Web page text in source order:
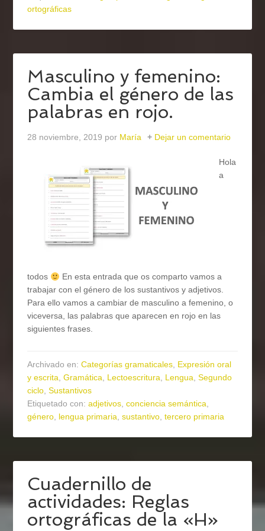
ortográficas
Masculino y femenino:
Cambia el género de las
palabras en rojo.
28 noviembre, 2019 por María Dejar un comentario
Hola
a
todos
En esta entrada que os comparto vamos a
trabajar con el género de los sustantivos y adjetivos.
Para ello vamos a cambiar de masculino a femenino, o
viceversa, las palabras que aparecen en rojo en las
siguientes frases.
Archivado en:Categorías gramaticales, Expresión oral
y escrita,Gramática, Lectoescritura, Lengua,Segundo
ciclo,Sustantivos
Etiquetado con:adjetivos,conciencia semántica,
género, lengua primaria,sustantivo,tercero primaria
Cuadernillo de
actividades: Reglas
ortográficas de la «H»